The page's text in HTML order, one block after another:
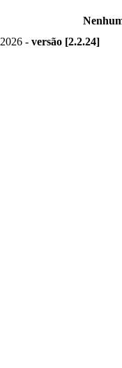
2026 - versão [2.2.24]